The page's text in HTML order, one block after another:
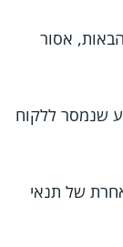
אסור
שנמסר ללקוח
של תנאי